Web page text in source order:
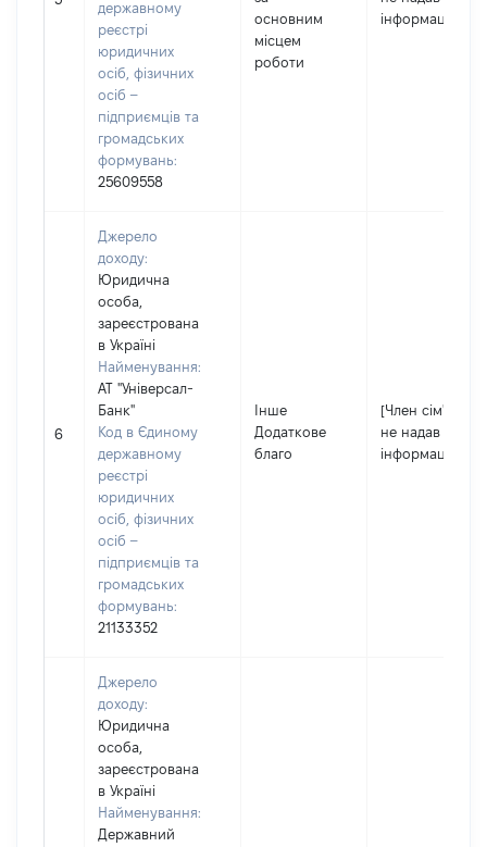
державному
реєстрі
юридичних
осіб, фізичних
осіб –
підприємців та
громадських
формувань:
25609558
основним
місцем
роботи
інформацію]
6
Джерело
доходу:
Юридична
особа,
зареєстрована
в Україні
Найменування:
АТ "Універсал-
Банк"
Код в Єдиному
державному
реєстрі
юридичних
осіб, фізичних
осіб –
підприємців та
громадських
формувань:
21133352
Інше
Додаткове
благо
[Член сім'ї
не надав
інформацію]
Джерело
доходу:
Юридична
особа,
зареєстрована
в Україні
Найменування:
Державний